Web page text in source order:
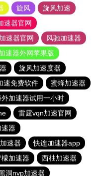
旋风
旋风加速
速器官网
速器官网
风驰加速器
速器外网苹果版
旋风加速度器
速免费软件
蜜蜂加速器
外加速器试用一小时
雷霆vqn加速官网
器
速器
快连加速器app
加速器
西柚加速器
洞nvp加速器